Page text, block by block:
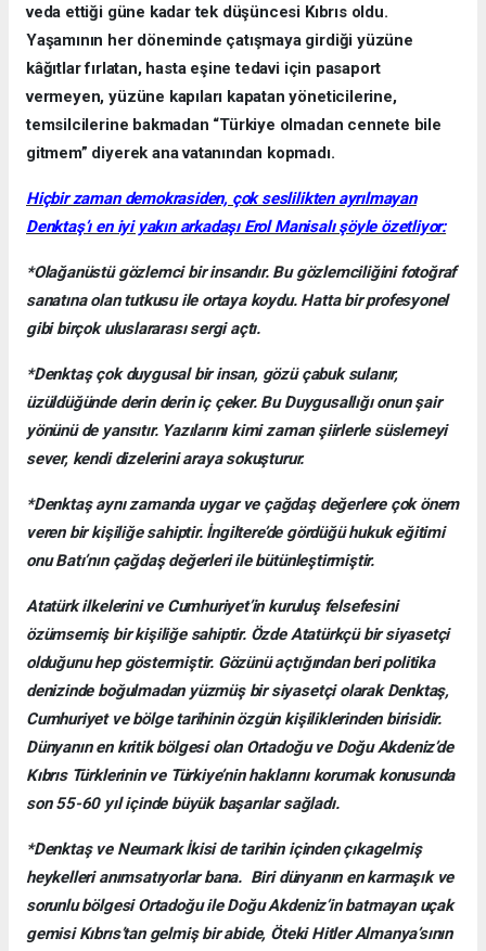
veda ettiği güne kadar tek düşüncesi Kıbrıs oldu.
Yaşamının her döneminde çatışmaya girdiği yüzüne
kâğıtlar fırlatan, hasta eşine tedavi için pasaport
vermeyen, yüzüne kapıları kapatan yöneticilerine,
temsilcilerine bakmadan “Türkiye olmadan cennete bile
gitmem” diyerek ana vatanından kopmadı.
Hiçbir zaman demokrasiden, çok seslilikten ayrılmayan
Denktaş’ı en iyi yakın arkadaşı Erol Manisalı şöyle özetliyor:
*Olağanüstü gözlemci bir insandır. Bu gözlemciliğini fotoğraf
sanatına olan tutkusu ile ortaya koydu. Hatta bir profesyonel
gibi birçok uluslararası sergi açtı.
*Denktaş çok duygusal bir insan, gözü çabuk sulanır,
üzüldüğünde derin derin iç çeker. Bu Duygusallığı onun şair
yönünü de yansıtır. Yazılarını kimi zaman şiirlerle süslemeyi
sever, kendi dizelerini araya sokuşturur.
*Denktaş aynı zamanda uygar ve çağdaş değerlere çok önem
veren bir kişiliğe sahiptir. İngiltere’de gördüğü hukuk eğitimi
onu Batı’nın çağdaş değerleri ile bütünleştirmiştir.
Atatürk ilkelerini ve Cumhuriyet’in kuruluş felsefesini
özümsemiş bir kişiliğe sahiptir. Özde Atatürkçü bir siyasetçi
olduğunu hep göstermiştir. Gözünü açtığından beri politika
denizinde boğulmadan yüzmüş bir siyasetçi olarak Denktaş,
Cumhuriyet ve bölge tarihinin özgün kişiliklerinden birisidir.
Dünyanın en kritik bölgesi olan Ortadoğu ve Doğu Akdeniz’de
Kıbrıs Türklerinin ve Türkiye’nin haklarını korumak konusunda
son 55-60 yıl içinde büyük başarılar sağladı.
*Denktaş ve Neumark İkisi de tarihin içinden çıkagelmiş
heykelleri anımsatıyorlar bana. Biri dünyanın en karmaşık ve
sorunlu bölgesi Ortadoğu ile Doğu Akdeniz’in batmayan uçak
gemisi Kıbrıs’tan gelmiş bir abide, Öteki Hitler Almanya’sının